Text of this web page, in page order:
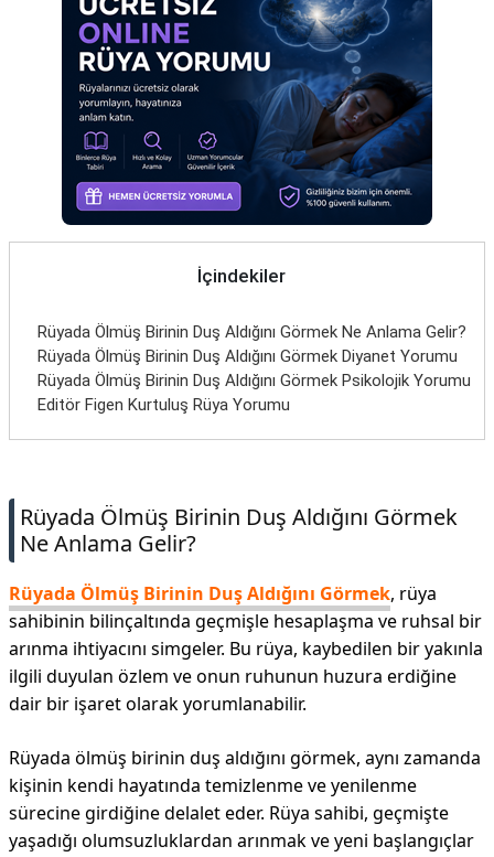
İletişim
İçindekiler
Rüyada Ölmüş Birinin Duş Aldığını Görmek Ne Anlama Gelir?
Rüyada Ölmüş Birinin Duş Aldığını Görmek Diyanet Yorumu
Rüyada Ölmüş Birinin Duş Aldığını Görmek Psikolojik Yorumu
Editör Figen Kurtuluş Rüya Yorumu
Rüyada Ölmüş Birinin Duş Aldığını Görmek
Ne Anlama Gelir?
Rüyada Ölmüş Birinin Duş Aldığını Görmek, rüya
sahibinin bilinçaltında geçmişle hesaplaşma ve ruhsal bir
arınma ihtiyacını simgeler. Bu rüya, kaybedilen bir yakınla
ilgili duyulan özlem ve onun ruhunun huzura erdiğine
dair bir işaret olarak yorumlanabilir.
Rüyada ölmüş birinin duş aldığını görmek, aynı zamanda
kişinin kendi hayatında temizlenme ve yenilenme
sürecine girdiğine delalet eder. Rüya sahibi, geçmişte
yaşadığı olumsuzluklardan arınmak ve yeni başlangıçlar